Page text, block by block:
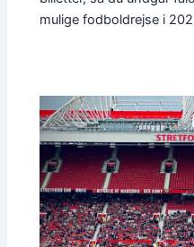
mulige fodboldrejse i